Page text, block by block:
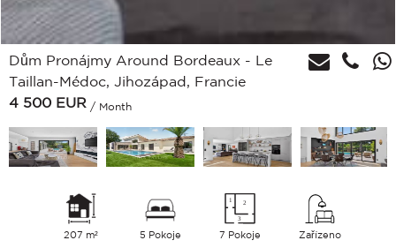
Dům Pronájmy Around Bordeaux - Le
Taillan-Médoc, Jihozápad, Francie
4 500 EUR / Month
207 m² 5 Pokoje 7 Pokoje Zařízeno